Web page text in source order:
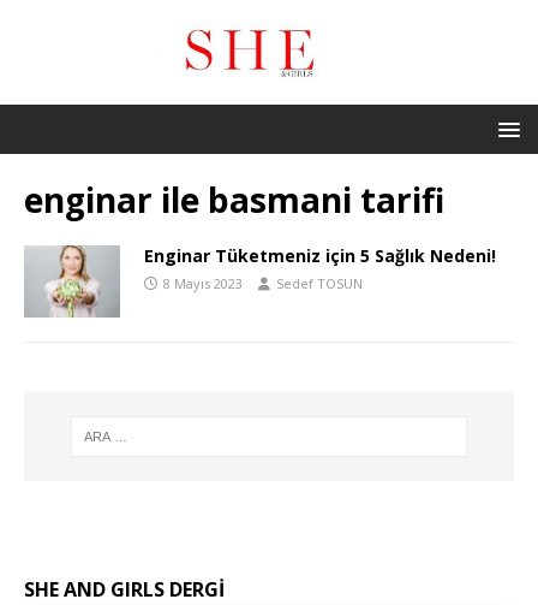
enginar ile basmani tarifi
Enginar Tüketmeniz için 5 Sağlık Nedeni!
8 Mayıs 2023 Sedef TOSUN
SHE AND GIRLS DERGİ